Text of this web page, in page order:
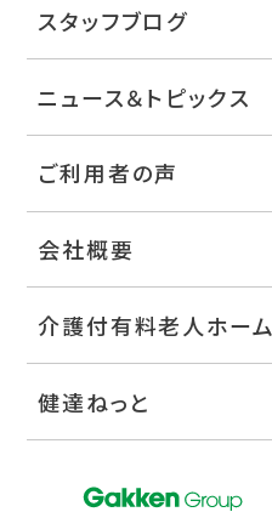
スタッフブログ
ニュース＆トピックス
ご利用者の声
会社概要
介護付有料老人ホーム
健達ねっと